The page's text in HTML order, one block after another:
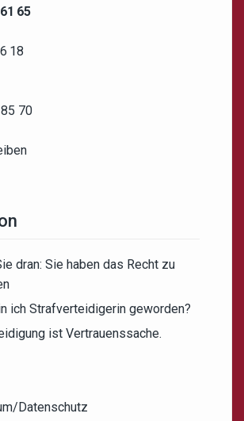
65
18
70
dran: Sie haben das Recht zu
ich Strafverteidigerin geworden?
ist Vertrauenssache.
Datenschutz